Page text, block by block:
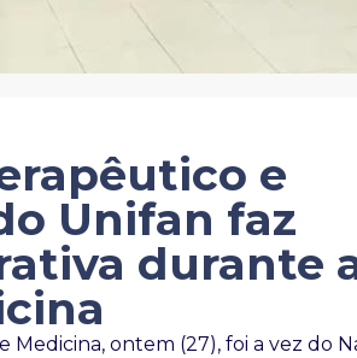
e
Unifan faz
durante
ontem (27), foi a vez do